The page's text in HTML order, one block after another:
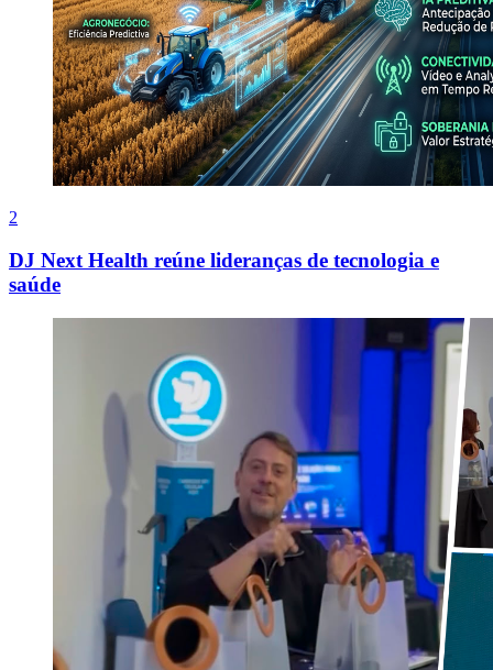
2
DJ Next Health reúne lideranças de tecnologia e
saúde